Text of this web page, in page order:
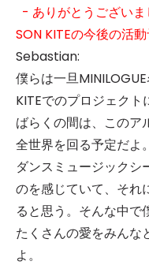
- ありがとうござい
SON KITEの今後の活
Sebastian:
僕らは一旦
KITEでのプロジェク
ばらくの間は、このア
全世界を回る予定だよ。
ダンスミュージックシ
のを感じていて、それ
ると思う。そんな中で
たくさんの愛をみんな
よ。